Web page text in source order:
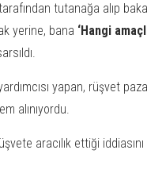
tutanağa alıp
yerine, bana ‘Hangi
yapan, rüşvet
alınıyordu.
aracılık ettiği